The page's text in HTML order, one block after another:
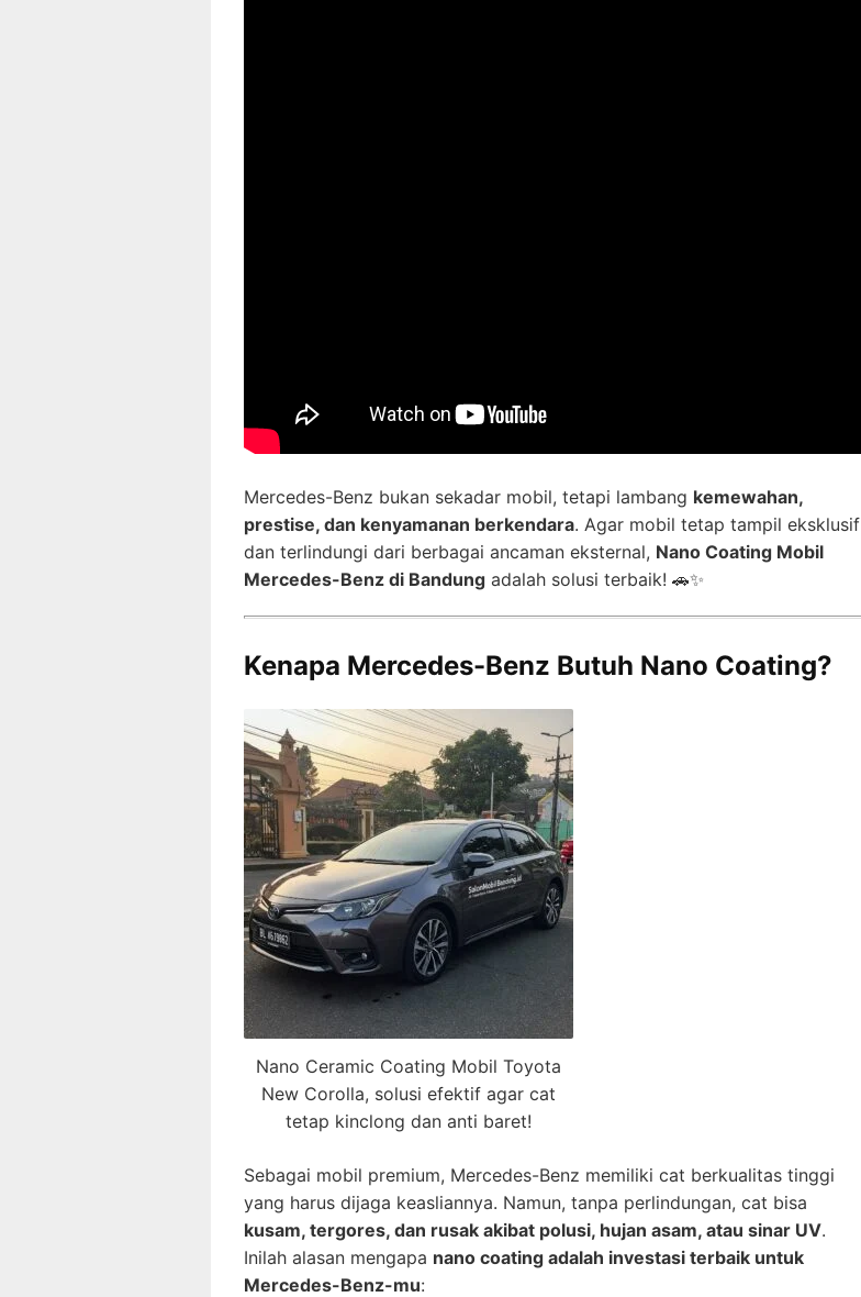
Mercedes-Benz bukan sekadar mobil, tetapi lambang kemewahan,
prestise, dan kenyamanan berkendara. Agar mobil tetap tampil eksklusif
dan terlindungi dari berbagai ancaman eksternal, Nano Coating Mobil
Mercedes-Benz di Bandung adalah solusi terbaik! 🚗✨
Kenapa Mercedes-Benz Butuh Nano Coating?
Nano Ceramic Coating Mobil Toyota
New Corolla, solusi efektif agar cat
tetap kinclong dan anti baret!
Sebagai mobil premium, Mercedes-Benz memiliki cat berkualitas tinggi
yang harus dijaga keasliannya. Namun, tanpa perlindungan, cat bisa
kusam, tergores, dan rusak akibat polusi, hujan asam, atau sinar UV.
Inilah alasan mengapa nano coating adalah investasi terbaik untuk
Mercedes-Benz-mu: